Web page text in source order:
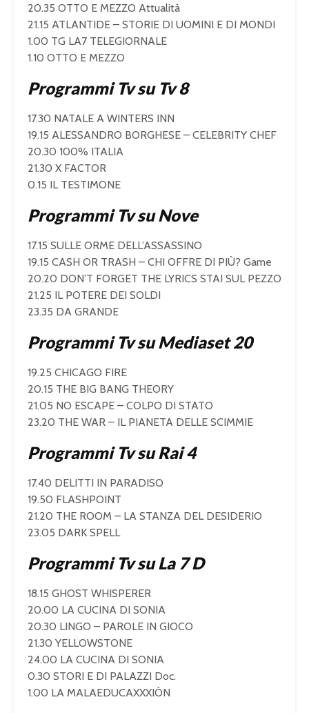
20.35 OTTO E MEZZO Attualità
21.15 ATLANTIDE – STORIE DI UOMINI E DI MONDI
1.00 TG LA7 TELEGIORNALE
1.10 OTTO E MEZZO
Programmi Tv su Tv 8
17.30 NATALE A WINTERS INN
19.15 ALESSANDRO BORGHESE – CELEBRITY CHEF
20.30 100% ITALIA
21.30 X FACTOR
0.15 IL TESTIMONE
Programmi Tv su Nove
17.15 SULLE ORME DELL’ASSASSINO
19.15 CASH OR TRASH – CHI OFFRE DI PIÙ? Game
20.20 DON’T FORGET THE LYRICS STAI SUL PEZZO
21.25 IL POTERE DEI SOLDI
23.35 DA GRANDE
Programmi Tv su Mediaset 20
19.25 CHICAGO FIRE
20.15 THE BIG BANG THEORY
21.05 NO ESCAPE – COLPO DI STATO
23.20 THE WAR – IL PIANETA DELLE SCIMMIE
Programmi Tv su Rai 4
17.40 DELITTI IN PARADISO
19.50 FLASHPOINT
21.20 THE ROOM – LA STANZA DEL DESIDERIO
23.05 DARK SPELL
Programmi Tv su La 7 D
18.15 GHOST WHISPERER
20.00 LA CUCINA DI SONIA
20.30 LINGO – PAROLE IN GIOCO
21.30 YELLOWSTONE
24.00 LA CUCINA DI SONIA
0.30 STORI E DI PALAZZI Doc.
1.00 LA MALAEDUCAXXXIÒN